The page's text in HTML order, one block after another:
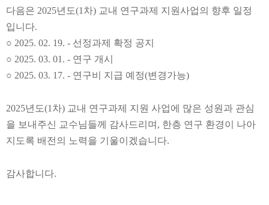
다음은 2025년도(1 차) 교내 연구과제 지원사업의 향후 일정
입니다.
○ 2025. 02. 19. - 선정과제 확정 공지
○ 2025. 03. 01. - 연구 개시
○ 2025. 03. 17. - 연구비 지급 예정(변경가능)
2025년도(1 차) 교내 연구과제 지원 사업에 많은 성원과 관심
을 보내주신 교수님들께 감사드리며 , 한층 연구 환경이 나아
지도록 배전의 노력을 기울이겠습니다.
감사합니다.